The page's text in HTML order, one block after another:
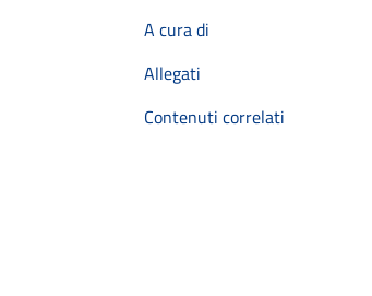
A cura di
Allegati
Contenuti correlati